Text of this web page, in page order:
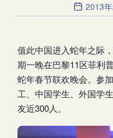
2013
值此中国进入蛇年之际
期一晚在巴黎11区菲利
蛇年春节联欢晚会。参
工、中国学生、外国学
友近300人。